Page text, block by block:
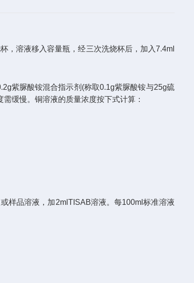
，溶液移入容量瓶，经三次洗烧杯后，加入7.4ml
紫脲酸铵混合指示剂 (称取0.1g紫脲酸铵与25g硫
缓慢。铜溶液的质量浓度按下式计算：
样品溶液，加2mlTISAB溶液。每100ml标准溶液